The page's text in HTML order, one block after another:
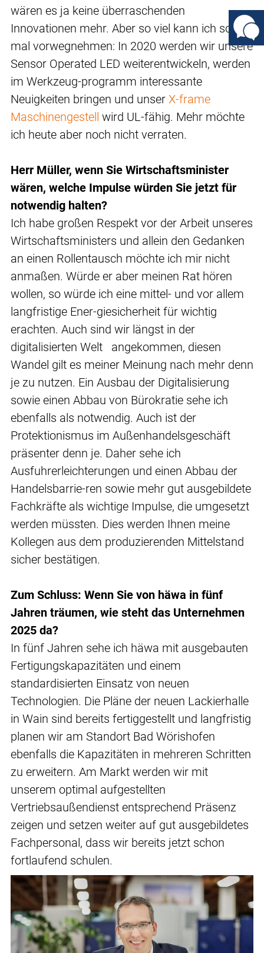
wären es ja keine überraschenden
Innovationen mehr. Aber so viel kann ich schon
mal vorwegnehmen: In 2020 werden wir unsere
Sensor Operated LED weiterentwickeln, werden
im Werkzeug-programm interessante
Neuigkeiten bringen und unser X-frame
Maschinengestell wird UL-fähig. Mehr möchte
ich heute aber noch nicht verraten.
Herr Müller, wenn Sie Wirtschaftsminister
wären, welche Impulse würden Sie jetzt für
notwendig halten?
Ich habe großen Respekt vor der Arbeit unseres
Wirtschaftsministers und allein den Gedanken
an einen Rollentausch möchte ich mir nicht
anmaßen. Würde er aber meinen Rat hören
wollen, so würde ich eine mittel- und vor allem
langfristige Ener-giesicherheit für wichtig
erachten. Auch sind wir längst in der
digitalisierten Welt angekommen, diesen
Wandel gilt es meiner Meinung nach mehr denn
je zu nutzen. Ein Ausbau der Digitalisierung
sowie einen Abbau von Bürokratie sehe ich
ebenfalls als notwendig. Auch ist der
Protektionismus im Außenhandelsgeschäft
präsenter denn je. Daher sehe ich
Ausfuhrerleichterungen und einen Abbau der
Handelsbarrie-ren sowie mehr gut ausgebildete
Fachkräfte als wichtige Impulse, die umgesetzt
werden müssten. Dies werden Ihnen meine
Kollegen aus dem produzierenden Mittelstand
sicher bestätigen.
Zum Schluss: Wenn Sie von häwa in fünf
Jahren träumen, wie steht das Unternehmen
2025 da?
In fünf Jahren sehe ich häwa mit ausgebauten
Fertigungskapazitäten und einem
standardisierten Einsatz von neuen
Technologien. Die Pläne der neuen Lackierhalle
in Wain sind bereits fertiggestellt und langfristig
planen wir am Standort Bad Wörishofen
ebenfalls die Kapazitäten in mehreren Schritten
zu erweitern. Am Markt werden wir mit
unserem optimal aufgestellten
Vertriebsaußendienst entsprechend Präsenz
zeigen und setzen weiter auf gut ausgebildetes
Fachpersonal, dass wir bereits jetzt schon
fortlaufend schulen.